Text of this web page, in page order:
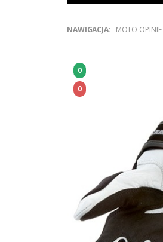
NAWIGACJA: MOTO OPINIE
0
0